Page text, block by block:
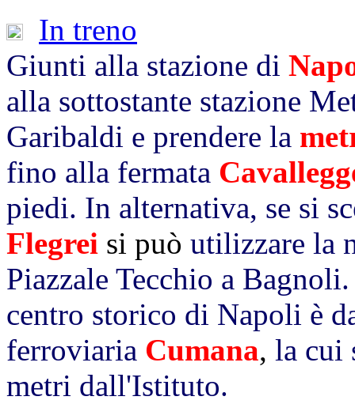
In treno
Giunti alla stazione di
alla sottostante stazione
Garibaldi e prendere la
fino alla fermata
piedi. In alternativa, se si
Flegrei si può utilizzare la
Piazzale Tecchio a
centro storico di Napoli è
ferroviaria Cumana, la cui
metri dall'Istituto.